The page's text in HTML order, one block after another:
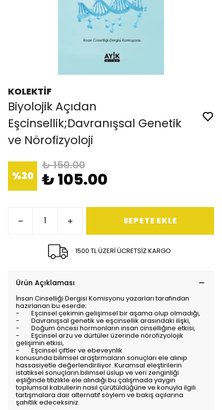
KOLEKTİF
Biyolojik Açıdan
Eşcinsellik;Davranışsal Genetik
ve Nörofizyoloji
%30
₺ 150.00
₺ 105.00
SEPETE EKLE
1500 TL ÜZERİ ÜCRETSİZ KARGO
Ürün Açıklaması
İnsan Cinselliği Dergisi Komisyonu yazarları tarafından
hazırlanan bu eserde;
- Eşcinsel çekimin gelişimsel bir aşama olup olmadığı,
- Davranışsal genetik ve eşcinsellik arasındaki ilişki,
- Doğum öncesi hormonların insan cinselliğine etkisi,
- Eşcinsel arzu ve dürtüler üzerinde nörofizyolojik
gelişimin etkisi,
- Eşcinsel çiftler ve ebeveynlik
konusunda bilimsel araştırmaların sonuçları ele alınıp
hassasiyetle değerlendiriliyor. Kuramsal eleştirilerin
istatiksel sonuçların bilimsel üslup ve veri zenginliği
eşliğinde titizlikle ele alındığı bu çalışmada yaygın
toplumsal kabullerin nasıl çürütüldüğüne ve konuyla ilgili
tartışmalara dair alternatif söylem ve bakış açılarına
şahitlik edeceksiniz.